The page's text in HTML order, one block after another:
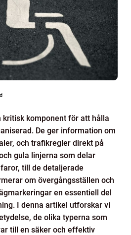
kritisk komponent för att hålla
De ger information om
och trafikregler direkt på
gula linjerna som delar
till de detaljerade
om övergångsställen och
en essentiell del
I denna artikel utforskar vi
de olika typerna som
till en säker och effektiv